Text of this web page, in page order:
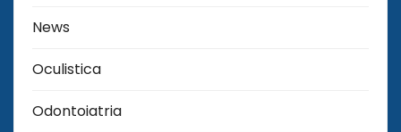
News
Oculistica
Odontoiatria